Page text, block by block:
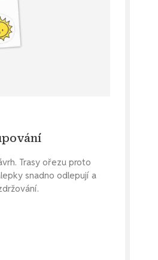
Trasy ořezu proto
snadno odlepují a